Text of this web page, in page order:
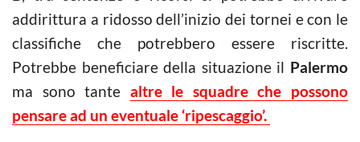
addirittura a ridosso dell’inizio dei tornei e con le
classifiche che potrebbero essere riscritte.
Potrebbe beneficiare della situazione il Palermo
ma sono tante altre le squadre che possono
pensare ad un eventuale ‘ripescaggio’.